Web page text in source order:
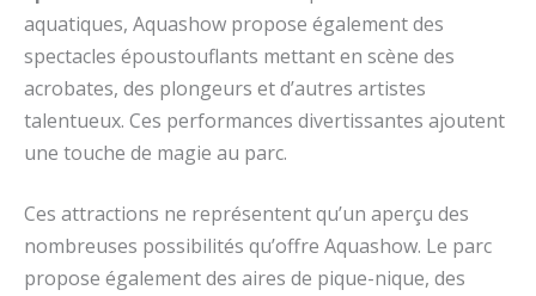
aquatiques, Aquashow propose également des
spectacles époustouflants mettant en scène des
acrobates, des plongeurs et d’autres artistes
talentueux. Ces performances divertissantes ajoutent
une touche de magie au parc.
Ces attractions ne représentent qu’un aperçu des
nombreuses possibilités qu’offre Aquashow. Le parc
propose également des aires de pique-nique, des